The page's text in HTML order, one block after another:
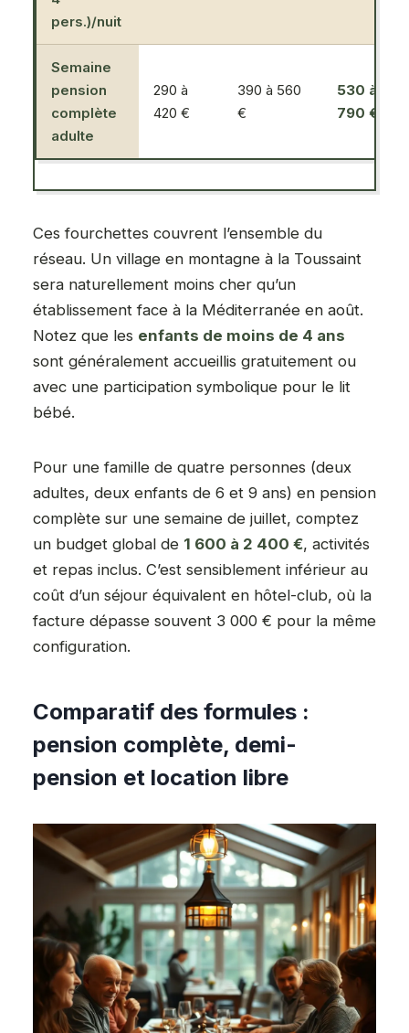
pers.)/nuit
Semaine
pension
complète
adulte
290 à
420 €
390 à 560
€
530 à
790 €
Ces fourchettes couvrent l’ensemble du
réseau. Un village en montagne à la Toussaint
sera naturellement moins cher qu’un
établissement face à la Méditerranée en août.
Notez que les enfants de moins de 4 ans
sont généralement accueillis gratuitement ou
avec une participation symbolique pour le lit
bébé.
Pour une famille de quatre personnes (deux
adultes, deux enfants de 6 et 9 ans) en pension
complète sur une semaine de juillet, comptez
un budget global de 1 600 à 2 400 €, activités
et repas inclus. C’est sensiblement inférieur au
coût d’un séjour équivalent en hôtel-club, où la
facture dépasse souvent 3 000 € pour la même
configuration.
Comparatif des formules :
pension complète, demi-
pension et location libre